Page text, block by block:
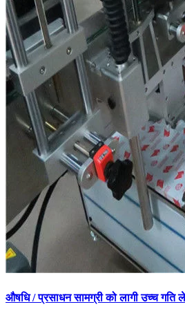
औषधि / प्रसाधन सामग्री को लागी उच्च गति